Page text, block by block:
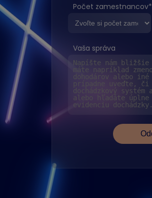
Počet zamestnancov*
Vaša správa